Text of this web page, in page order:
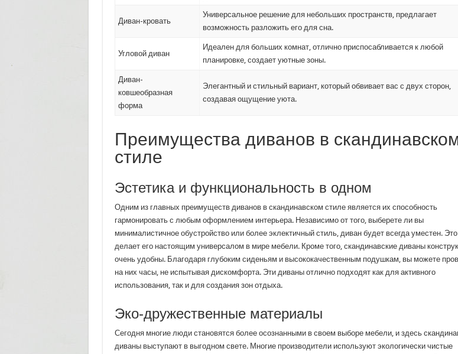
Диван-кровать
Универсальное решение для небольших пространств, предлагает
возможность разложить его для сна.
Угловой диван
Идеален для больших комнат, отлично приспосабливается к любой
планировке, создает уютные зоны.
Диван-
ковшеобразная
форма
Элегантный и стильный вариант, который обвивает вас с двух сторон,
создавая ощущение уюта.
Преимущества диванов в
стиле
Эстетика и функциональность в одном
Одним из главных преимуществ диванов в скандинавском стиле является их способность
гармонировать с любым оформлением интерьера. Независимо от того, выберете ли вы
минималистичное обустройство или более эклектичный стиль, диван будет всегда уместен. Это
делает его настоящим универсалом в мире мебели. Кроме того, скандинавские диваны
очень удобны. Благодаря глубоким сиденьям и высококачественным подушкам, вы можете
на них часы, не испытывая дискомфорта. Эти диваны отлично подходят как для активного
использования, так и для создания зон отдыха.
Эко-дружественные материалы
Сегодня многие люди становятся более осознанными в своем выборе мебели, и здесь
диваны выступают в выгодном свете. Многие производители используют экологически чистые